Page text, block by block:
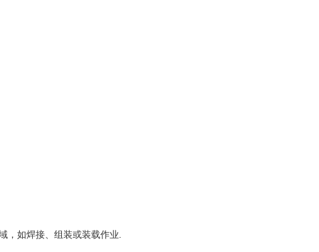
，如焊接、组装或装载作业.